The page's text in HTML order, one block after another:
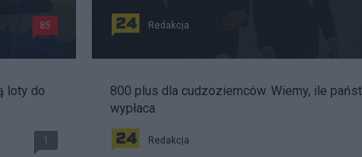
85
loty do
1
Redakcja
800 plus dla cudzoziemców. Wiemy, ile
wypłaca
Redakcja